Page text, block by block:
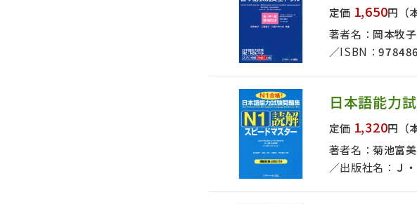
定価 1,650円
著者名： 岡本牧
ISBN：
日本語能力
定価 1,320円
著者名：菊池富
出版社名： Ｊ